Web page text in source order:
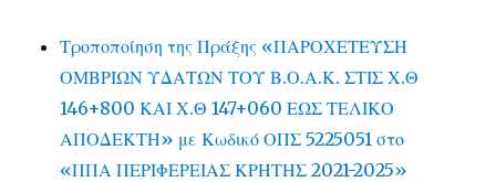
Τροποποίηση της Πράξης «ΠΑΡΟΧΕΤΕΥΣΗ
ΟΜΒΡΙΩΝ ΥΔΑΤΩΝ ΤΟΥ Β.Ο.Α.Κ. ΣΤΙΣ Χ.Θ
146+800 ΚΑΙ Χ.Θ 147+060 ΕΩΣ ΤΕΛΙΚΟ
ΑΠΟΔΕΚΤΗ» με Κωδικό ΟΠΣ 5225051 στο
«ΠΠΑ ΠΕΡΙΦΕΡΕΙΑΣ ΚΡΗΤΗΣ 2021-2025»